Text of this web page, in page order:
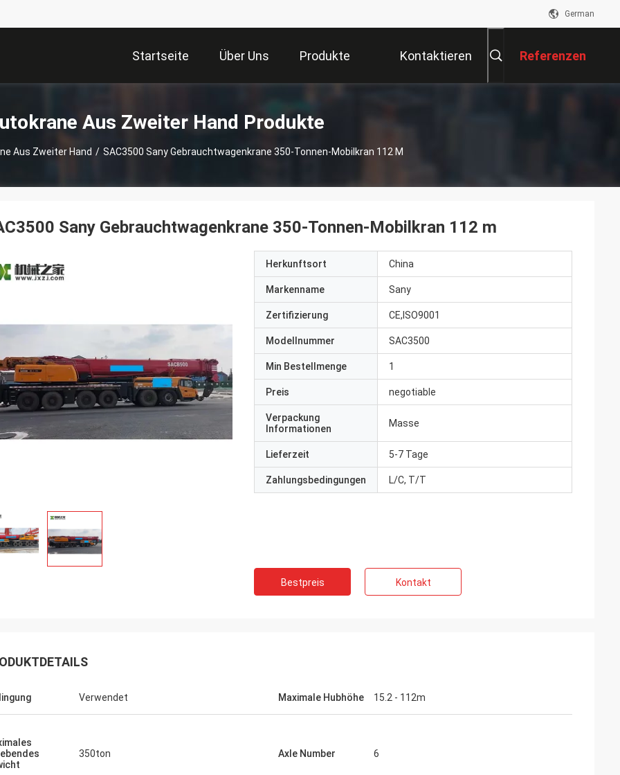
German
Startseite Über Uns Produkte Kontaktieren Referenzen
Aus Zweiter Hand Produkte
Aus Zweiter Hand / SAC3500 Sany Gebrauchtwagenkrane 350-Tonnen-Mobilkran 112 M
Sany Gebrauchtwagenkrane 350-Tonnen-Mobilkran 112 m
Herkunftsort China
Markenname Sany
Zertifizierung CE,ISO9001
Modellnummer SAC3500
Min Bestellmenge 1
Preis negotiable
Verpackung
Informationen
Masse
Lieferzeit 5-7 Tage
Zahlungsbedingungen L/C, T/T
Bestpreis Kontakt
Verwendet Maximale Hubhöhe 15.2 - 112m
350ton Axle Number 6